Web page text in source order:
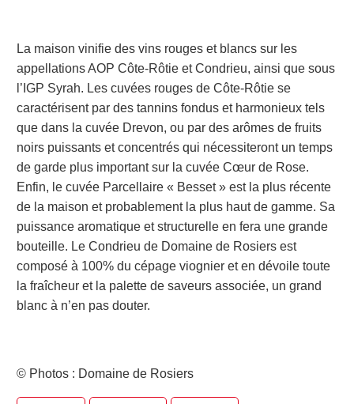
La maison vinifie des vins rouges et blancs sur les
appellations AOP Côte-Rôtie et Condrieu, ainsi que sous
l’IGP Syrah. Les cuvées rouges de Côte-Rôtie se
caractérisent par des tannins fondus et harmonieux tels
que dans la cuvée Drevon, ou par des arômes de fruits
noirs puissants et concentrés qui nécessiteront un temps
de garde plus important sur la cuvée Cœur de Rose.
Enfin, le cuvée Parcellaire « Besset » est la plus récente
de la maison et probablement la plus haut de gamme. Sa
puissance aromatique et structurelle en fera une grande
bouteille. Le Condrieu de Domaine de Rosiers est
composé à 100% du cépage viognier et en dévoile toute
la fraîcheur et la palette de saveurs associée, un grand
blanc à n’en pas douter.
© Photos : Domaine de Rosiers